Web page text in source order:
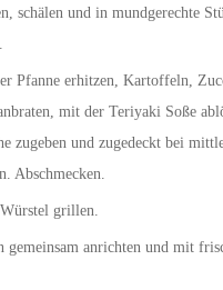
schälen und in mundgerechte
Pfanne erhitzen, Kartoffeln,
mit der Teriyaki Soße
zugeben und zugedeckt bei
Abschmecken.
grillen.
gemeinsam anrichten und mit